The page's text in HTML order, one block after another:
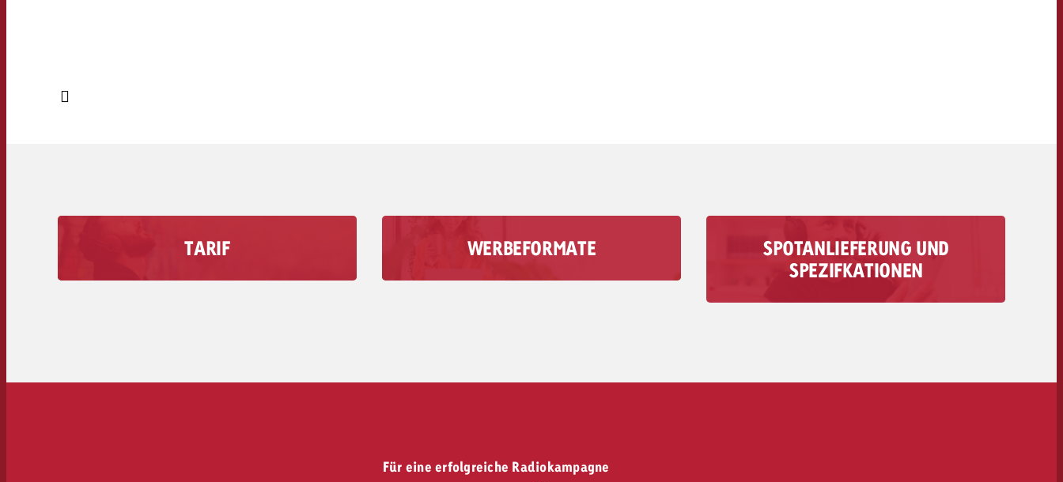
TARIF
Erfahre wie viel eine Werbesekunde auf deinem
Radiosender kostet inklusive dem
WERBEFORMATE
Mit den Audio-Werbeformaten der Goldbach
erreichst du deine Zielgruppe in Momenten, in
SPOTANLIEFERUNG UND
SPEZIFKATIONEN
Alle Infos zur Anlieferung deines Audio-Spots
findest du hier – von technischen
Für eine erfolgreiche Radiokampagne